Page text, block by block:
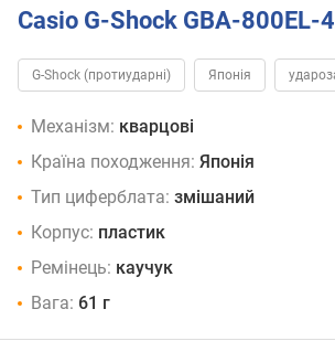
Casio G-Shock GBA-800EL-
G-Shock (протиударні) Японія
Механізм: кварцові
Країна походження: Японія
Тип циферблата: змішаний
Корпус: пластик
Ремінець: каучук
Вага: 61 г